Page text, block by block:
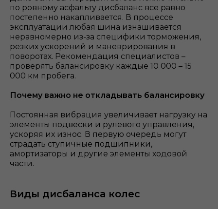
по ровному асфальту дисбаланс все равно
постепенно накапливается. В процессе
эксплуатации любая шина изнашивается
неравномерно из-за специфики торможения,
резких ускорений и маневрирования в
поворотах. Рекомендация специалистов –
проверять балансировку каждые 10 000 – 15
000 км пробега.
Почему важно не откладывать балансировку
Постоянная вибрация увеличивает нагрузку на
элементы подвески и рулевого управления,
ускоряя их износ. В первую очередь могут
страдать ступичные подшипники,
амортизаторы и другие элементы ходовой
части.
Виды дисбаланса колес